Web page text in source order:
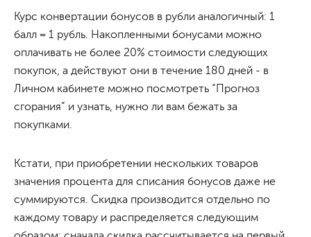
Курс конвертации бонусов в рубли аналогичный: 1
балл = 1 рубль. Накопленными бонусами можно
оплачивать не более 20% стоимости следующих
покупок, а действуют они в течение 180 дней - в
Личном кабинете можно посмотреть “Прогноз
сгорания” и узнать, нужно ли вам бежать за
покупками.
Кстати, при приобретении нескольких товаров
значения процента для списания бонусов даже не
суммируются. Скидка производится отдельно по
каждому товару и распределяется следующим